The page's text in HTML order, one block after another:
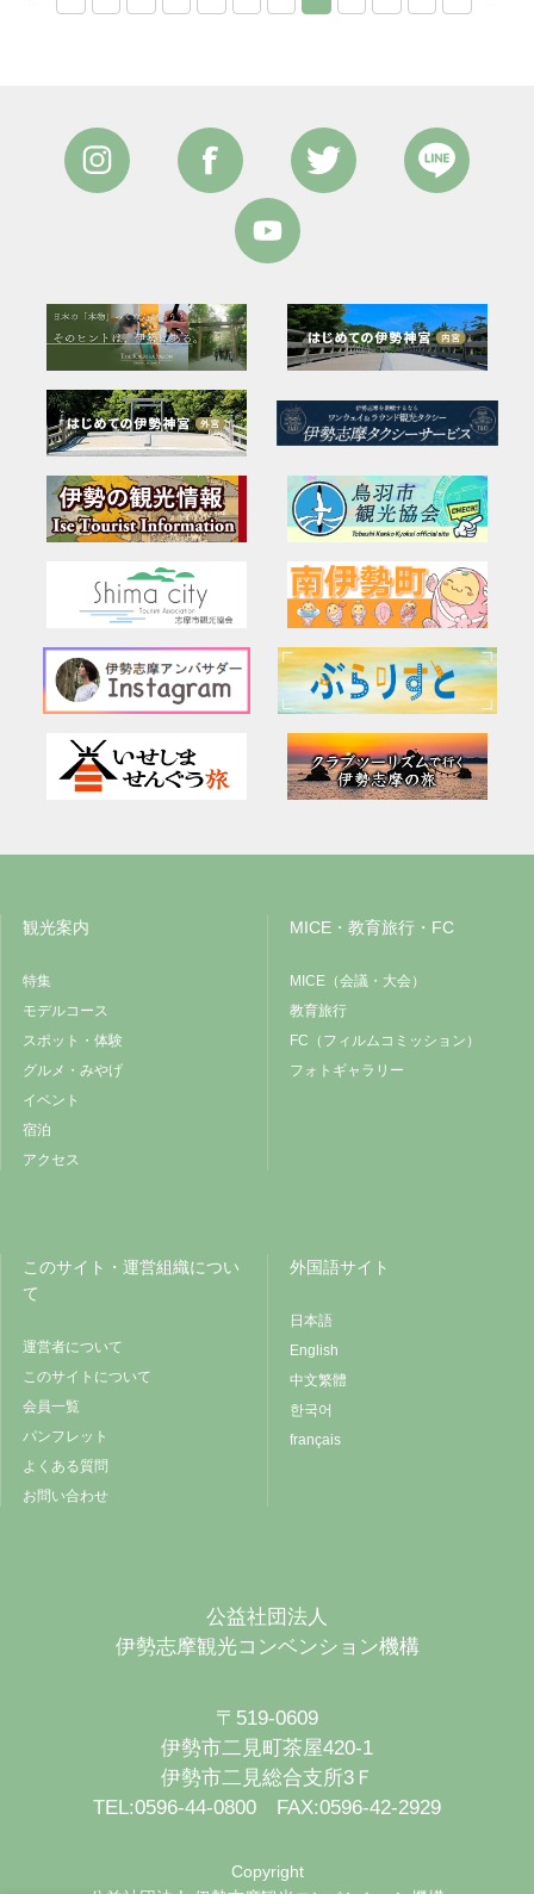
観光案内
特集
モデルコース
スポット・体験
グルメ・みやげ
イベント
宿泊
アクセス
MICE・教育旅行・FC
MICE（会議・大会）
教育旅行
FC（フィルムコミッション）
フォトギャラリー
このサイト・運営組織につい
て
運営者について
このサイトについて
会員一覧
パンフレット
よくある質問
お問い合わせ
外国語サイト
日本語
English
中文繁體
한국어
français
公益社団法人
伊勢志摩観光コンベンション機構
〒519-0609
伊勢市二見町茶屋420-1
伊勢市二見総合支所3Ｆ
TEL:0596-44-0800 FAX:0596-42-2929
Copyright